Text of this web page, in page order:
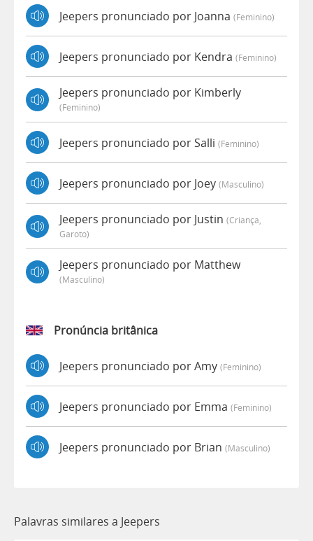
Jeepers pronunciado por Joanna (feminino)
Jeepers pronunciado por Kendra (feminino)
Jeepers pronunciado por Kimberly
(feminino)
Jeepers pronunciado por Salli (feminino)
Jeepers pronunciado por Joey (masculino)
Jeepers pronunciado por Justin (criança,
Garoto)
Jeepers pronunciado por Matthew
(masculino)
Pronúncia britânica
Jeepers pronunciado por Amy (feminino)
Jeepers pronunciado por Emma (feminino)
Jeepers pronunciado por Brian (masculino)
Palavras similares a Jeepers